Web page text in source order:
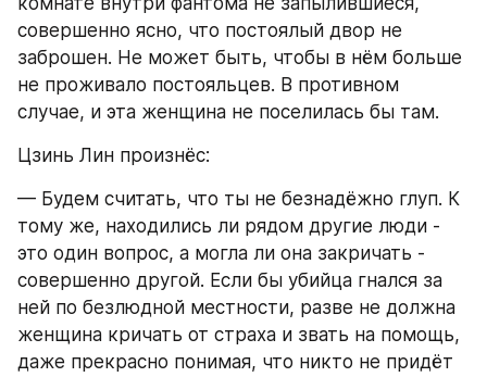
совершенно ясно, что постоялый двор не
заброшен. Не может быть, чтобы в нём больше
не проживало постояльцев. В противном
случае, и эта женщина не поселилась бы там.
Цзинь Лин произнёс:
— Будем считать, что ты не безнадёжно глуп. К
тому же, находились ли рядом другие люди -
это один вопрос, а могла ли она закричать -
совершенно другой. Если бы убийца гнался за
ней по безлюдной местности, разве не должна
женщина кричать от страха и звать на помощь,
даже прекрасно понимая, что никто не придёт